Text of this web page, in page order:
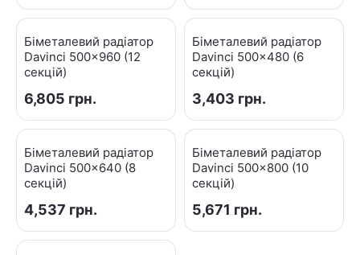
Біметалевий радіатор
Davinci 500x960 (12
секцій)
6,805 грн.
Біметалевий радіатор
Davinci 500x480 (6
секцій)
3,403 грн.
Біметалевий радіатор
Davinci 500x640 (8
секцій)
4,537 грн.
Біметалевий радіатор
Davinci 500x800 (10
секцій)
5,671 грн.